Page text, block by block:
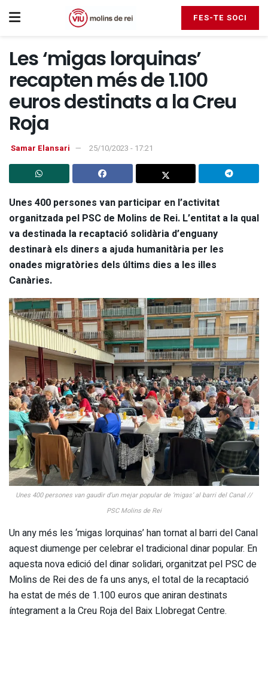
FES-TE SOCI
Les ‘migas lorquinas’
recapten més de 1.100
euros destinats a la Creu
Roja
Samar Elansari 25/10/2023 - 17:21
Unes 400 persones van participar en l’activitat
organitzada pel PSC de Molins de Rei. L’entitat a la qual
va destinada la recaptació solidària d’enguany
destinarà els diners a ajuda humanitària per les
onades migratòries dels últims dies a les illes
Canàries.
Unes 400 persones van gaudir d’un mejar popular de ‘migas’ al barri del Canal //
PSC Molins de Rei
Un any més les ‘migas lorquinas’ han tornat al barri del Canal
aquest diumenge per celebrar el tradicional dinar popular. En
aquesta nova edició del dinar solidari, organitzat pel PSC de
Molins de Rei des de fa uns anys, el total de la recaptació
ha estat de més de 1.100 euros que aniran destinats
íntegrament a la Creu Roja del Baix Llobregat Centre.